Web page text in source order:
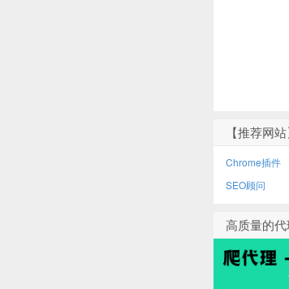
【推荐网站
Chrome插件
SEO顾问
高质量的